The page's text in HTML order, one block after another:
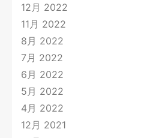
12月 2022
11月 2022
8月 2022
7月 2022
6月 2022
5月 2022
4月 2022
12月 2021